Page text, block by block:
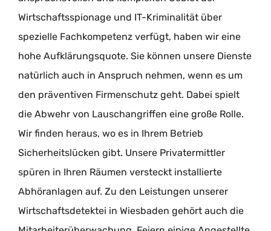
Wirtschaftsspionage und IT-Kriminalität über
spezielle Fachkompetenz verfügt, haben wir eine
hohe Aufklärungsquote. Sie können unsere Dienste
natürlich auch in Anspruch nehmen, wenn es um
den präventiven Firmenschutz geht. Dabei spielt
die Abwehr von Lauschangriffen eine große Rolle.
Wir finden heraus, wo es in Ihrem Betrieb
Sicherheitslücken gibt. Unsere Privatermittler
spüren in Ihren Räumen versteckt installierte
Abhöranlagen auf. Zu den Leistungen unserer
Wirtschaftsdetektei in Wiesbaden gehört auch die